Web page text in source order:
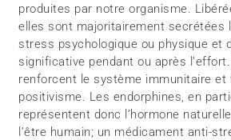
produites par notre organisme.
elles sont majoritairement secrétées
stress psychologique ou physique et
significative pendant ou après
renforcent le système immunitaire et
positivisme. Les endorphines, en
représentent donc l’hormone
l’être humain; un médicament anti-